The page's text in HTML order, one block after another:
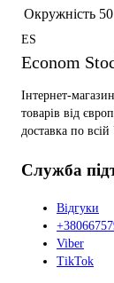
Окружність 50
ES
Econom
Інтернет-
товарів від
доставка по всій
Служба
Відгуки
Viber
TikTok